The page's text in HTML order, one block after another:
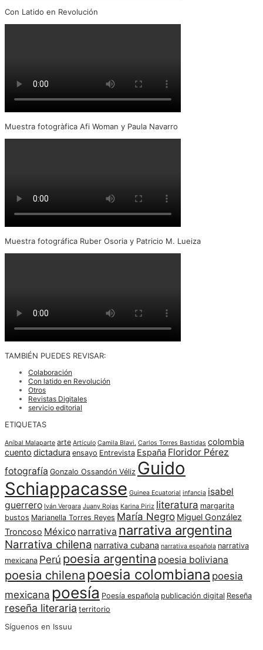
Con Latido en Revolución
Muestra fotogràfica Afi Woman y Paula Navarro
Muestra fotográfica Ruber Osoria y Patricio M. Lueiza
TAMBIÉN PUEDES REVISAR:
Colaboración
Con latido en Revolución
Otros
Revistas Digitales
servicio editorial
ETIQUETAS
Aníbal Malaparte arte Artículo Camila Blavi. Carlos Torres Bastidas colombia
cuento dictadura ensayo Entrevista España Floridor Pérez
fotografía Gonzalo Ossandón Véliz Guido
Schiappacasse Guinea Ecuatorial infancia isabel
guerrero Iván Vergara Juany Rojas Karina Piriz literatura margarita
bustos Marianella Torres Reyes María Negro Miguel González
Troncoso México narrativa narrativa argentina
Narrativa chilena narrativa cubana narrativa española narrativa
mexicana Perú poesia argentina poesia boliviana
poesia chilena poesia colombiana poesia
mexicana poesía Poesía española publicación digital Reseña
reseña literaria territorio
Síguenos en Issuu